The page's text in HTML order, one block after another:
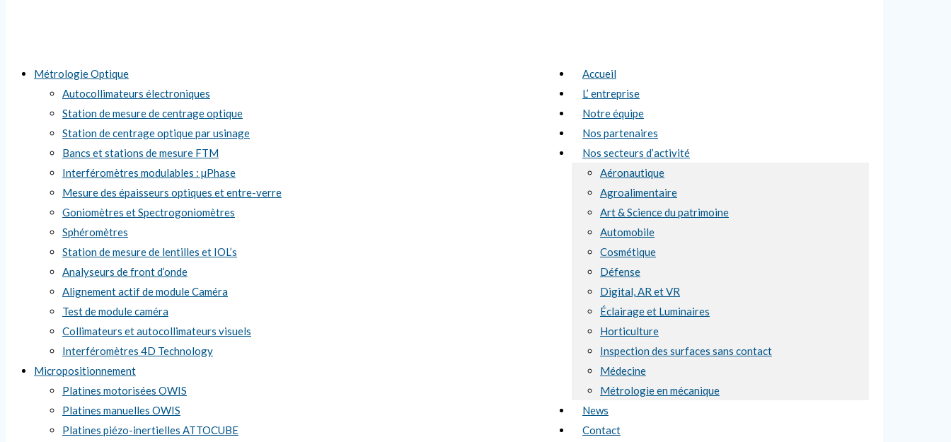
Accueil
L’ entreprise
Notre équipe
Nos partenaires
Nos secteurs d’activité
Aéronautique
Agroalimentaire
Art & Science du patrimoine
Automobile
Cosmétique
Défense
Digital, AR et VR
Éclairage et Luminaires
Horticulture
Inspection des surfaces sans contact
Médecine
Métrologie en mécanique
News
Contact
Métrologie Optique
Autocollimateurs électroniques
Station de mesure de centrage optique
Station de centrage optique par usinage
Bancs et stations de mesure FTM
Interféromètres modulables : µPhase
Mesure des épaisseurs optiques et entre-verre
Goniomètres et Spectrogoniomètres
Sphéromètres
Station de mesure de lentilles et IOL’s
Analyseurs de front d’onde
Alignement actif de module Caméra
Test de module caméra
Collimateurs et autocollimateurs visuels
Interféromètres 4D Technology
Micropositionnement
Platines motorisées OWIS
Platines manuelles OWIS
Platines piézo-inertielles ATTOCUBE